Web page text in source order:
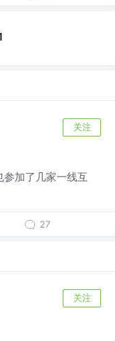
关注
加了几家一线互
27
关注